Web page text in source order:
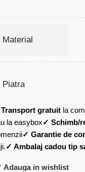
Material
Piatra
Transport gratuit la
la easybox✓ Schimb/
✓ Garantie de
✓ Ambalaj cadou tip
Adauga in wishlist